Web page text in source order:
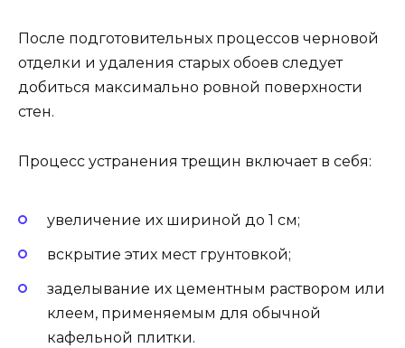
После подготовительных процессов черновой
отделки и удаления старых обоев следует
добиться максимально ровной поверхности
стен.
Процесс устранения трещин включает в себя:
увеличение их шириной до 1 см;
вскрытие этих мест грунтовкой;
заделывание их цементным раствором или
клеем, применяемым для обычной
кафельной плитки.